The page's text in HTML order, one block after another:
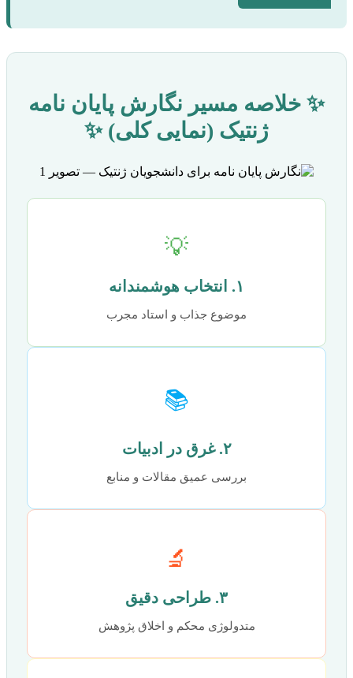
✨ خلاصه مسیر نگارش پایان نامه
ژنتیک (نمایی کلی) ✨
💡
۱. انتخاب هوشمندانه
موضوع جذاب و استاد مجرب
📚
۲. غرق در ادبیات
بررسی عمیق مقالات و منابع
🔬
۳. طراحی دقیق
متدولوژی محکم و اخلاق پژوهش